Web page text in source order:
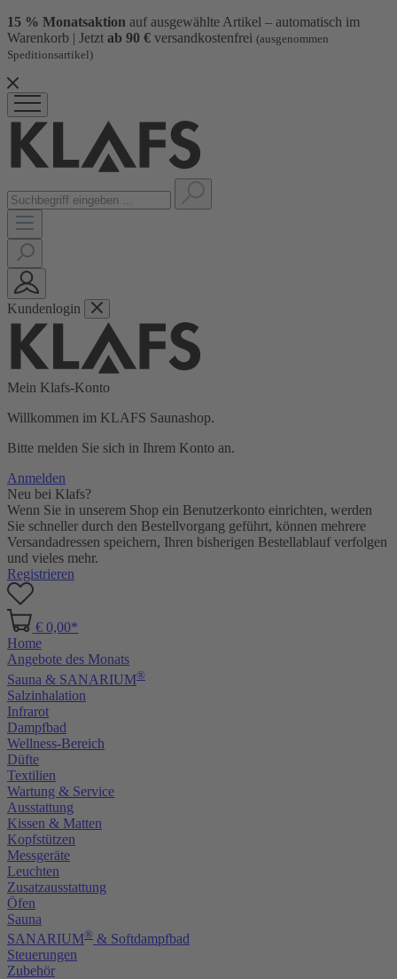
15 % Monatsaktion auf ausgewählte Artikel – automatisch im
Warenkorb | Jetzt ab 90 € versandkostenfrei (ausgenommen
Speditionsartikel)
Kundenlogin
Mein Klafs-Konto
Willkommen im KLAFS Saunashop.
Bitte melden Sie sich in Ihrem Konto an.
Anmelden
Neu bei Klafs?
Wenn Sie in unserem Shop ein Benutzerkonto einrichten, werden
Sie schneller durch den Bestellvorgang geführt, können mehrere
Versandadressen speichern, Ihren bisherigen Bestellablauf verfolgen
und vieles mehr.
Registrieren
€ 0,00*
Home
Angebote des Monats
Sauna & SANARIUM®
Salzinhalation
Infrarot
Dampfbad
Wellness-Bereich
Düfte
Textilien
Wartung & Service
Ausstattung
Kissen & Matten
Kopfstützen
Messgeräte
Leuchten
Zusatzausstattung
Öfen
Sauna
SANARIUM® & Softdampfbad
Steuerungen
Zubehör